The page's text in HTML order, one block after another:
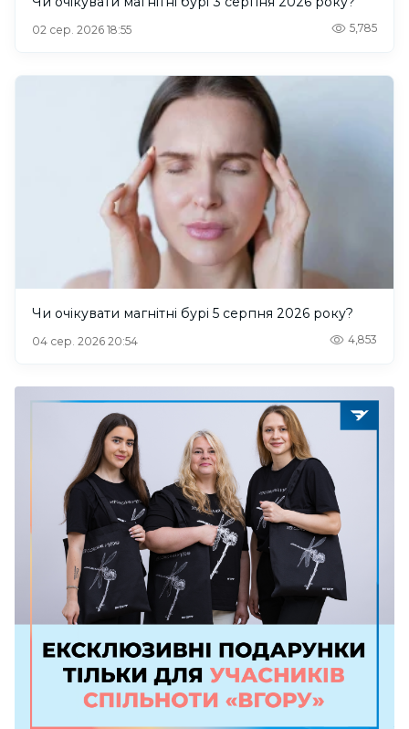
02 сер. 2026 18:55 5,785
Чи очікувати магнітні бурі 5 серпня 2026 року?
04 сер. 2026 20:54 4,853